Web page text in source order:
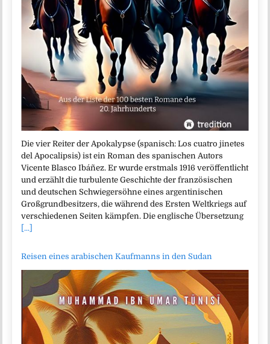
Die vier Reiter der Apokalypse (spanisch: Los cuatro jinetes
del Apocalipsis) ist ein Roman des spanischen Autors
Vicente Blasco Ibáñez. Er wurde erstmals 1916 veröffentlicht
und erzählt die turbulente Geschichte der französischen
und deutschen Schwiegersöhne eines argentinischen
Großgrundbesitzers, die während des Ersten Weltkriegs auf
verschiedenen Seiten kämpfen. Die englische Übersetzung
[...]
Reisen eines arabischen Kaufmanns in den Sudan